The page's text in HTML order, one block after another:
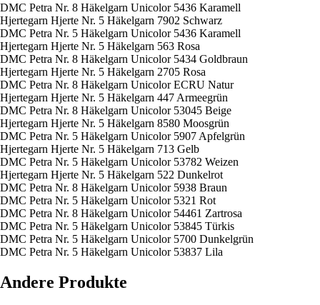
DMC Petra Nr. 8 Häkelgarn Unicolor 5436 Karamell
Hjertegarn Hjerte Nr. 5 Häkelgarn 7902 Schwarz
DMC Petra Nr. 5 Häkelgarn Unicolor 5436 Karamell
Hjertegarn Hjerte Nr. 5 Häkelgarn 563 Rosa
DMC Petra Nr. 8 Häkelgarn Unicolor 5434 Goldbraun
Hjertegarn Hjerte Nr. 5 Häkelgarn 2705 Rosa
DMC Petra Nr. 8 Häkelgarn Unicolor ECRU Natur
Hjertegarn Hjerte Nr. 5 Häkelgarn 447 Armeegrün
DMC Petra Nr. 8 Häkelgarn Unicolor 53045 Beige
Hjertegarn Hjerte Nr. 5 Häkelgarn 8580 Moosgrün
DMC Petra Nr. 5 Häkelgarn Unicolor 5907 Apfelgrün
Hjertegarn Hjerte Nr. 5 Häkelgarn 713 Gelb
DMC Petra Nr. 5 Häkelgarn Unicolor 53782 Weizen
Hjertegarn Hjerte Nr. 5 Häkelgarn 522 Dunkelrot
DMC Petra Nr. 8 Häkelgarn Unicolor 5938 Braun
DMC Petra Nr. 5 Häkelgarn Unicolor 5321 Rot
DMC Petra Nr. 8 Häkelgarn Unicolor 54461 Zartrosa
DMC Petra Nr. 5 Häkelgarn Unicolor 53845 Türkis
DMC Petra Nr. 5 Häkelgarn Unicolor 5700 Dunkelgrün
DMC Petra Nr. 5 Häkelgarn Unicolor 53837 Lila
Andere Produkte